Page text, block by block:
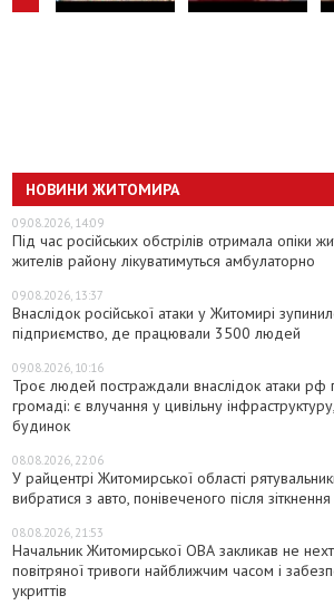
НОВИНИ ЖИТОМИРА
09.08.2026, 14:09
Під час російських обстрілів отримала опіки
жителів району лікуватимуться амбулаторно
09.08.2026, 13:37
Внаслідок російської атаки у Житомирі
підприємство, де працювали 3500 людей
09.08.2026, 10:16
Троє людей постраждали внаслідок атаки рф
громаді: є влучання у цивільну
будинок
08.08.2026, 22:06
У райцентрі Житомирської області
вибратися з авто, понівеченого після
08.08.2026, 21:53
Начальник Житомирської ОВА закликав не
повітряної тривоги найближчим часом і
укриттів